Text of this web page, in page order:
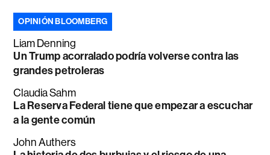
OPINIÓN BLOOMBERG
Liam Denning
Un Trump acorralado podría volverse contra las
grandes petroleras
Claudia Sahm
La Reserva Federal tiene que empezar a escuchar
a la gente común
John Authers